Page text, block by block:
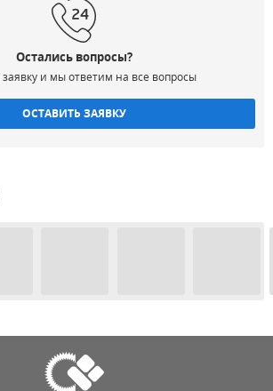
Остались вопросы?
заявку и мы ответим на все вопросы
ОСТАВИТЬ ЗАЯВКУ